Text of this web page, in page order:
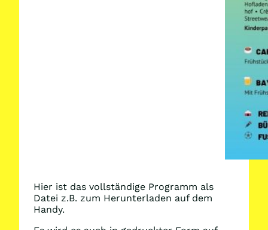
Hier ist das vollständige Programm als
Datei z.B. zum Herunterladen auf dem
Handy.